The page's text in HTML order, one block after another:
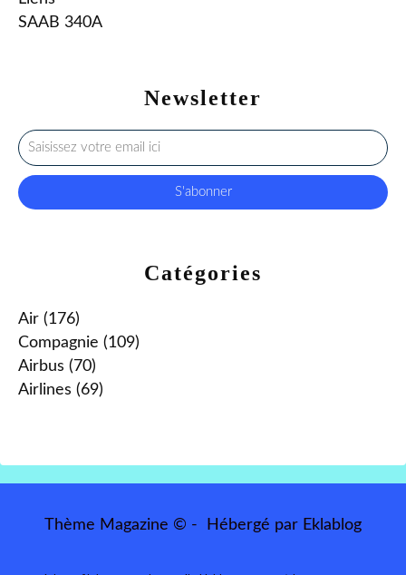
Newsletter
Catégories
Air (176)
Compagnie (109)
Airbus (70)
Airlines (69)
SAAB 340A
Thème Magazine © - Hébergé par Eklablog